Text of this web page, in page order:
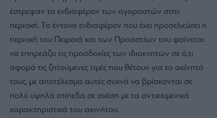
έστρεψαν το ενδιαφέρον των αγοραστών στην
περιοχή. Το έντονο ενδιαφέρον που έχει προσελκύσει η
περιοχή του Πειραιά και των Προαστίων του φαίνεται
να επηρεάζει τις προσδοκίες των ιδιοκτητών σε ό,τι
αφορά τις ζητούμενες τιμές που θέτουν για το ακίνητό
τους, με αποτέλεσμα αυτές συχνά να βρίσκονται σε
πολύ υψηλά επίπεδα σε σχέση με τα αντικειμενικά
χαρακτηριστικά του ακινήτου.